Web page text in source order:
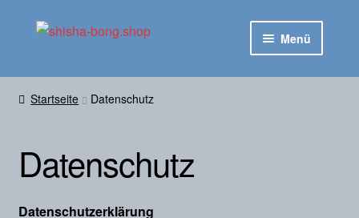
Zur
Zum
Menü
Startseite
Zahlungsarten
Versandkosten
Startseite Datenschutz
Datenschutz
Datenschutzerklärung